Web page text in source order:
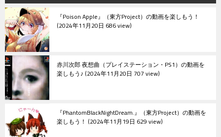
ョ
ン
『Poison Apple』（東方Project）の動画を楽しもう！
2024年11月20日 686 view
赤川次郎 夜想曲（プレイステーション・PS1）の動画を
楽しもう♪ 2024年11月20日 707 view
『PhantomBlackNightDream.』（東方Project）の動画を
楽しもう！ 2024年11月19日 629 view